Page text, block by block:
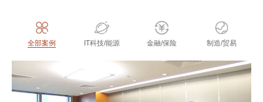
全部案例 IT科技/能源 金融/保险 制造/贸易